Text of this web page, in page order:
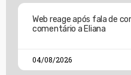
Web reage após fala de
comentário a Eliana
04/08/2026